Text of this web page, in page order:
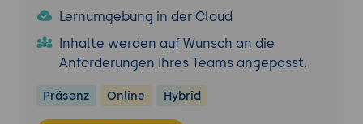
Lernumgebung in der Cloud
Inhalte werden auf Wunsch an die
Anforderungen Ihres Teams angepasst.
Präsenz Online Hybrid